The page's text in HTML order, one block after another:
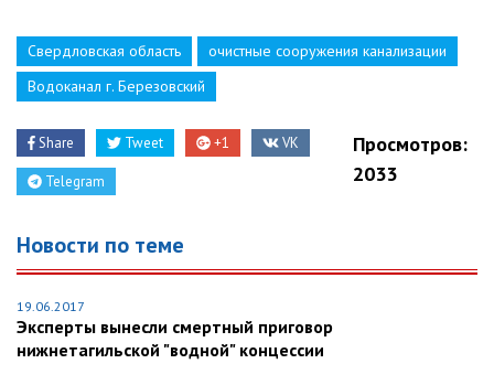
Свердловская область
очистные сооружения канализации
Водоканал г. Березовский
Share Tweet +1 VK
Telegram
Просмотров:
2033
Новости по теме
19.06.2017
Эксперты вынесли смертный приговор
нижнетагильской "водной" концессии